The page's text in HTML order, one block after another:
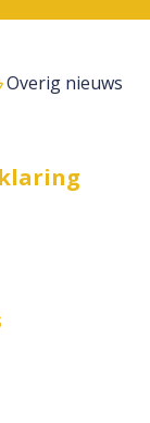
Overig nieuws